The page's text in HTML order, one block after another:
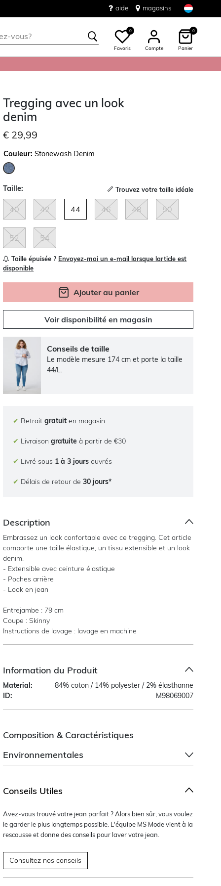
aide magasins
0
Favoris Compte
0
Panier
Tregging avec un look
denim
€ 29,99
Couleur:Stonewash Denim
Taille: Trouvez votre taille idéale
40 42 44 46 48 50
52 54
Taille épuisée ? Envoyez-moi un e-mail lorsque larticle est
disponible
Ajouter au panier
Voir disponibilité en magasin
Conseils de taille
Le modèle mesure 174 cm et porte la taille
44/L.
✔ Retraitgratuit en magasin
✔ Livraisongratuite à partir de €30
✔ Livré sous 1 à 3 jours ouvrés
✔ Délais de retour de30 jours*
Description
Embrassez un look confortable avec ce tregging. Cet article
comporte une taille élastique, un tissu extensible et un look
denim.
- Extensible avec ceinture élastique
- Poches arrière
- Look en jean
Entrejambe : 79 cm
Coupe : Skinny
Instructions de lavage : lavage en machine
Information du Produit
Material:
84% coton / 14% polyester / 2% élasthanne
ID:
M98069007
Composition & Caractéristiques
Environnementales
Conseils Utiles
Avez-vous trouvé votre jean parfait ? Alors bien sûr, vous voulez
le garder le plus longtemps possible. L'équipe MS Mode vient à la
rescousse et donne des conseils pour laver votre jean.
Consultez nos conseils